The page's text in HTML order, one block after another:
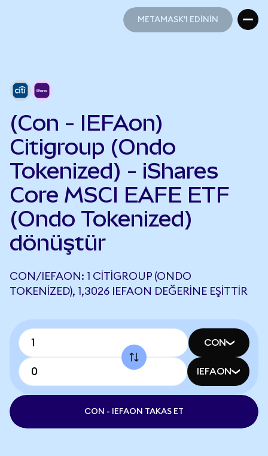
METAMASK'I EDİNİN
(Con - IEFAon)
Citigroup (Ondo
Tokenized) - iShares
Core MSCI EAFE ETF
(Ondo Tokenized)
dönüştür
CON/IEFAON: 1 CITIGROUP (ONDO
TOKENIZED), 1,3026 IEFAON DEĞERINE EŞITTIR
CON
IEFAON
CON - IEFAON TAKAS ET